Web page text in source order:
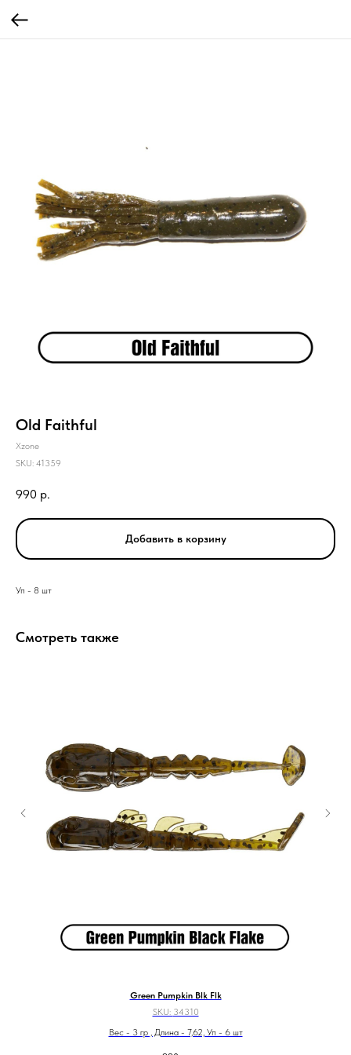
Old Faithful
Xzone
SKU: 41359
990 р.
Добавить в корзину
Уп - 8 шт
Смотреть также
Green Pumpkin Blk Flk
SKU: 34310
Вес - 3 гр , Длина - 7,62, Уп - 6 шт